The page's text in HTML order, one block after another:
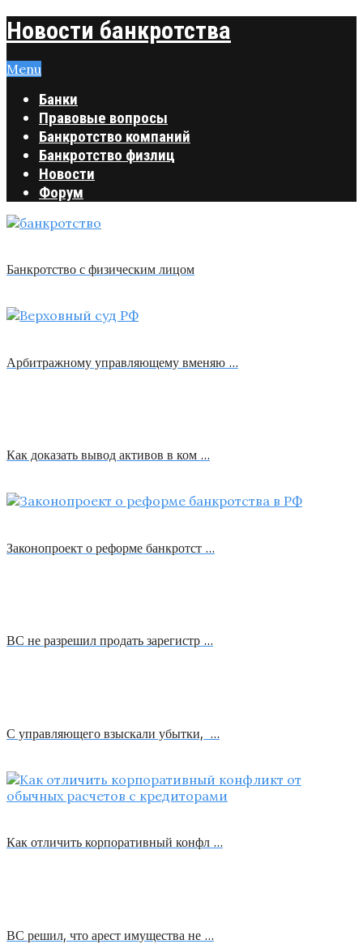
Новости банкротства
Menu
Банки
Правовые вопросы
Банкротство компаний
Банкротство физлиц
Новости
Форум
Банкротство с физическим лицом
Арбитражному управляющему вменяю …
Как доказать вывод активов в ком …
Законопроект о реформе банкротст …
ВС не разрешил продать зарегистр …
С управляющего взыскали убытки, …
Как отличить корпоративный конфл …
ВС решил, что арест имущества не …